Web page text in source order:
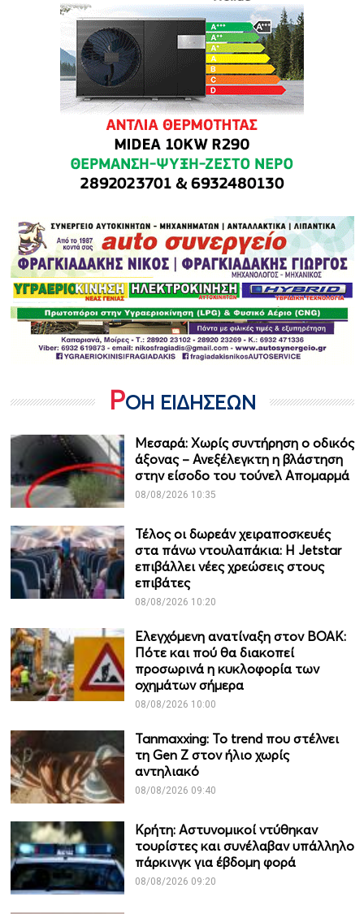
ΡΟΗ ΕΙΔΗΣΕΩΝ
Μεσαρά: Χωρίς συντήρηση ο οδικός
άξονας – Ανεξέλεγκτη η βλάστηση
στην είσοδο του τούνελ Απομαρμά
08/08/2026 10:35
Τέλος οι δωρεάν χειραποσκευές
στα πάνω ντουλαπάκια: Η Jetstar
επιβάλλει νέες χρεώσεις στους
επιβάτες
08/08/2026 10:20
Ελεγχόμενη ανατίναξη στον ΒΟΑΚ:
Πότε και πού θα διακοπεί
προσωρινά η κυκλοφορία των
οχημάτων σήμερα
08/08/2026 10:00
Tanmaxxing: To trend που στέλνει
τη Gen Z στον ήλιο χωρίς
αντηλιακό
08/08/2026 09:40
Κρήτη: Αστυνομικοί ντύθηκαν
τουρίστες και συνέλαβαν υπάλληλο
πάρκινγκ για έβδομη φορά
08/08/2026 09:20